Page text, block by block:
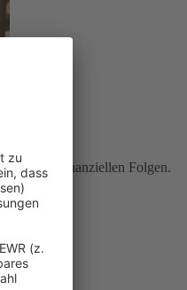
vor den finanziellen Folgen.